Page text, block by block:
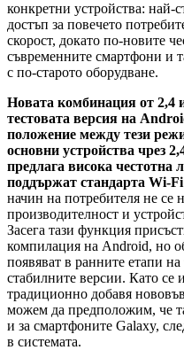
конкретни устройства: най-
достъп за повечето
скорост, докато по-новите
съвременните смартфони и
с по-старото оборудване.
Новата комбинация от 2,4
тестовата версия на
положение между тези
основни устройства чрез
предлага висока честотна
поддържат стандарта Wi-
начин на потребителя не се
производителност и
Засега тази функция
компилация на Android, но
появяват в ранните етапи
стабилните версии. Като се
традиционно добавя
можем да предположим, че
и за смартфоните Galaxy,
в системата.